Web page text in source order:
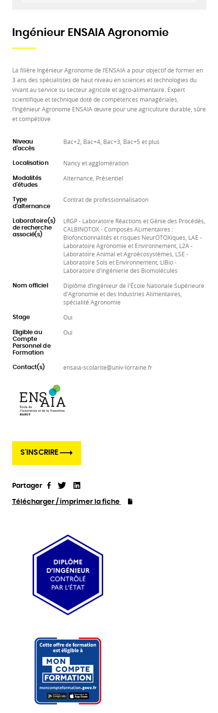
Ingénieur ENSAIA Agronomie
La filière Ingénieur Agronome de l’ENSAIA a pour objectif de former en
3 ans des spécialistes de haut niveau en sciences et technologies du
vivant au service su secteur agricole et agro-alimentaire. Expert
scientifique et technique doté de compétences managériales,
l’Ingénieur Agronome ENSAIA œuvre pour une agriculture durable, sûre
et compétitive.
Niveau
d'accès
Bac+2, Bac+4, Bac+3, Bac+5 et plus
Localisation Nancy et agglomération
Modalités
d'études
Alternance, Présentiel
Type
d'alternance
Contrat de professionnalisation
Laboratoire(s)
de recherche
associé(s)
LRGP - Laboratoire Réactions et Génie des Procédés,
CALBINOTOX - Composés ALimentaires :
BIofonctionnalités et risques NeurOTOXiques, LAE -
Laboratoire Agronomie et Environnement, L2A -
Laboratoire Animal et Agroécosystèmes, LSE -
Laboratoire Sols et Environnement, LIBio -
Laboratoire d'Ingénierie des Biomolécules
Nom officiel
Diplôme d’ingénieur de l'École Nationale Supérieure
d'Agronomie et des Industries Alimentaires,
spécialité Agronomie
Stage Oui
Eligible au
Compte
Personnel de
Formation
Oui
Contact(s) ensaia-scolarite@univ-lorraine.fr
S'INSCRIRE
Partager PartagerTweet
Télécharger / imprimer la fiche